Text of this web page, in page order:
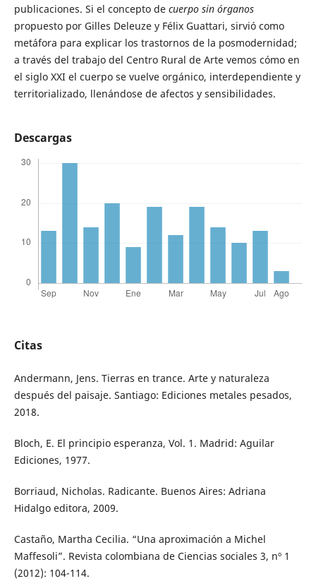
publicaciones. Si el concepto de cuerpo sin órganos
propuesto por Gilles Deleuze y Félix Guattari, sirvió como
metáfora para explicar los trastornos de la posmodernidad;
a través del trabajo del Centro Rural de Arte vemos cómo en
el siglo XXI el cuerpo se vuelve orgánico, interdependiente y
territorializado, llenándose de afectos y sensibilidades.
Descargas
Citas
Andermann, Jens. Tierras en trance. Arte y naturaleza
después del paisaje. Santiago: Ediciones metales pesados,
2018.
Bloch, E. El principio esperanza, Vol. 1. Madrid: Aguilar
Ediciones, 1977.
Borriaud, Nicholas. Radicante. Buenos Aires: Adriana
Hidalgo editora, 2009.
Castaño, Martha Cecilia. “Una aproximación a Michel
Maffesoli”. Revista colombiana de Ciencias sociales 3, nº 1
(2012): 104-114.